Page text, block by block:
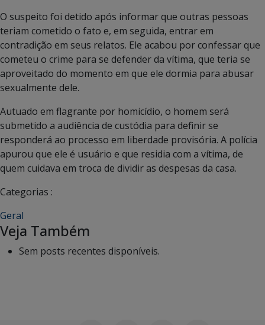
O suspeito foi detido após informar que outras pessoas
teriam cometido o fato e, em seguida, entrar em
contradição em seus relatos. Ele acabou por confessar que
cometeu o crime para se defender da vítima, que teria se
aproveitado do momento em que ele dormia para abusar
sexualmente dele.
Autuado em flagrante por homicídio, o homem será
submetido a audiência de custódia para definir se
responderá ao processo em liberdade provisória. A polícia
apurou que ele é usuário e que residia com a vítima, de
quem cuidava em troca de dividir as despesas da casa.
Categorias :
Geral
Veja Também
Sem posts recentes disponíveis.